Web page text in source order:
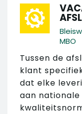
MBO
Tussen de
klant
dat elke
aan